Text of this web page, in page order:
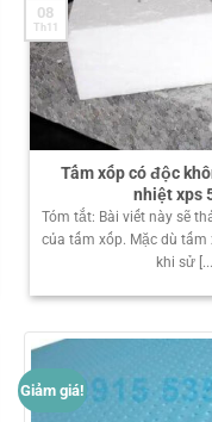
Tấm xốp có độc
nhiệt xps
Tóm tắt: Bài viết này sẽ
của tấm xốp. Mặc dù tấm
khi sử [...]
08
Th11
Giảm giá!